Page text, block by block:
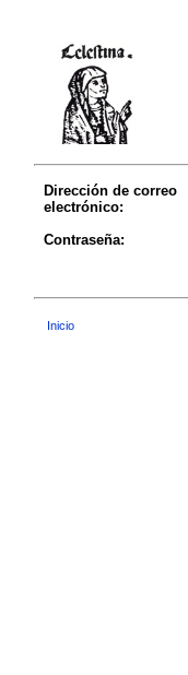
Dirección de correo
electrónico:
Contraseña:
Inicio